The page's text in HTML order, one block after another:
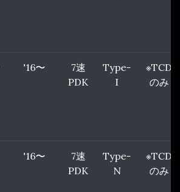
'16〜
7速
PDK
Type-
I
※TCD
のみ
'16〜
7速
PDK
Type-
N
※TCD
のみ